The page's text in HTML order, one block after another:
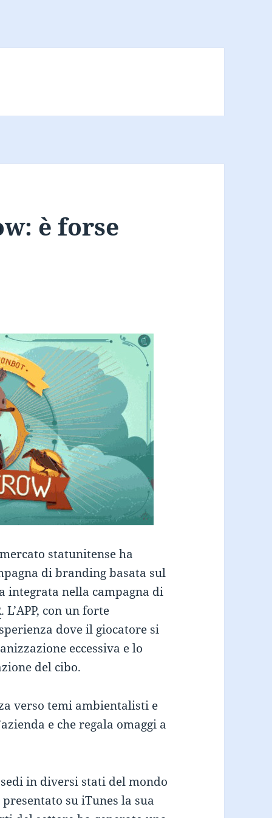
è forse
statunitense ha
di branding basata sul
integrata nella campagna di
. L’APP, con un forte
dove il giocatore si
eccessiva e lo
del cibo.
verso temi ambientalisti e
e che regala omaggi a
in diversi stati del mondo
su iTunes la sua